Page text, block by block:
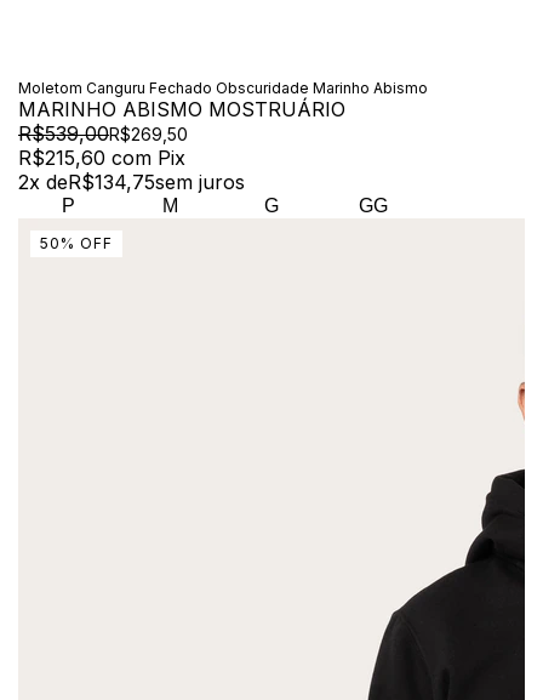
Moletom Canguru Fechado Obscuridade Marinho Abismo
MARINHO ABISMO MOSTRUÁRIO
R$539,00R$269,50
R$215,60 com Pix
2x deR$134,75sem juros
P M G GG
50 % OFF